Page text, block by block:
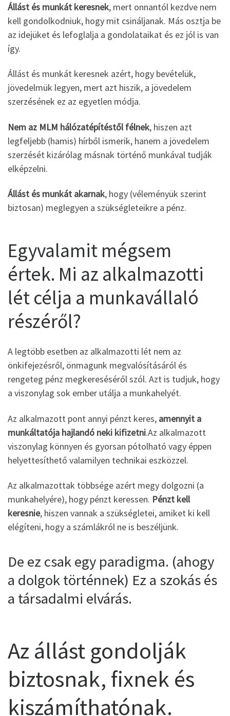
Állást és munkát keresnek, mert onnantól kezdve nem
kell gondolkodniuk, hogy mit csináljanak. Más osztja be
az idejüket és lefoglalja a gondolataikat és ez jól is van
így.
Állást és munkát keresnek azért, hogy bevételük,
jövedelmük legyen, mert azt hiszik, a jövedelem
szerzésének ez az egyetlen módja.
Nem az MLM hálózatépítéstől félnek, hiszen azt
legfeljebb (hamis) hírből ismerik, hanem a jövedelem
szerzését kizárólag másnak történő munkával tudják
elképzelni.
Állást és munkát akarnak, hogy (véleményük szerint
biztosan) meglegyen a szükségleteikre a pénz.
Egyvalamit mégsem
értek. Mi az alkalmazotti
lét célja a munkavállaló
részéről?
A legtöbb esetben az alkalmazotti lét nem az
önkifejezésről, önmagunk megvalósításáról és
rengeteg pénz megkereséséről szól. Azt is tudjuk, hogy
a viszonylag sok ember utálja a munkahelyét.
Az alkalmazott pont annyi pénzt keres, amennyit a
munkáltatója hajlandó neki kifizetni.Az alkalmazott
viszonylag könnyen és gyorsan pótolható vagy éppen
helyettesíthető valamilyen technikai eszközzel.
Az alkalmazottak többsége azért megy dolgozni (a
munkahelyére), hogy pénzt keressen. Pénzt kell
keresnie, hiszen vannak a szükségletei, amiket ki kell
elégíteni, hogy a számlákról ne is beszéljünk.
De ez csak egy paradigma. (ahogy
a dolgok történnek) Ez a szokás és
a társadalmi elvárás.
Az állást gondolják
biztosnak, fixnek és
kiszámíthatónak.